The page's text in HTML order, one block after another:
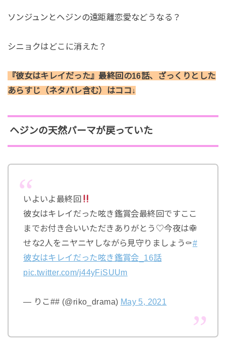
ソンジュンとヘジンの遠距離恋愛などうなる？
シニョクはどこに消えた？
『彼女はキレイだった』最終回の16話、ざっくりとした
あらすじ（ネタバレ含む）はココ↓
ヘジンの天然パーマが戻っていた
いよいよ最終回
彼女はキレイだった呟き鑑賞会最終回ですここ
までお付き合いいただきありがとう♡今夜は幸
せな2人をニヤニヤしながら見守りましょう⚰#
彼女はキレイだった呟き鑑賞会_16話
pic.twitter.com/j44yFiSUUm
— りこ## (@riko_drama) May 5, 2021